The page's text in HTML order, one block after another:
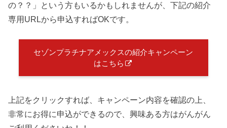
の？？」という方もいるかもしれませんが、下記の紹介
専用URLから申込すればOKです。
セゾンプラチナアメックスの紹介キャンペーン
はこちら
上記をクリックすれば、キャンペーン内容を確認の上、
非常にお得に申込ができるので、興味ある方はがんがん